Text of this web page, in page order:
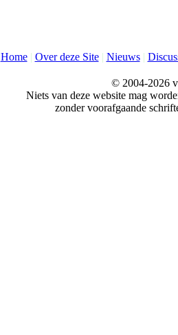
Home| Over deze Site| Nieuws|
© 2004-2026
Niets van deze website mag
zonder voorafgaande